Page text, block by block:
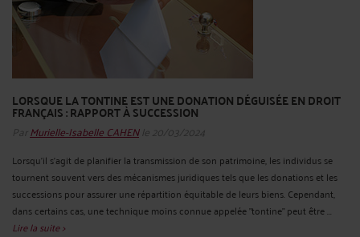
LORSQUE LA TONTINE EST UNE DONATION DÉGUISÉE EN DROIT
FRANÇAIS : RAPPORT À SUCCESSION
Par Murielle-Isabelle CAHENle 20/03/2024
Lorsqu'il s'agit de planifier la transmission de son patrimoine, les individus se
tournent souvent vers des mécanismes juridiques tels que les donations et les
successions pour assurer une répartition équitable de leurs biens. Cependant,
dans certains cas, une technique moins connue appelée "tontine" peut être ...
Lire la suite >